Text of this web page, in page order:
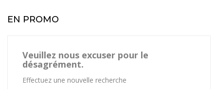
EN PROMO
Veuillez nous excuser pour le
désagrément.
Effectuez une nouvelle recherche